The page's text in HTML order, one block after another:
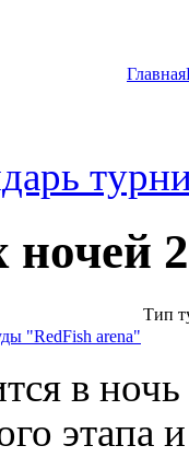
Главная
Тип
"RedFish arena"
в
этапа